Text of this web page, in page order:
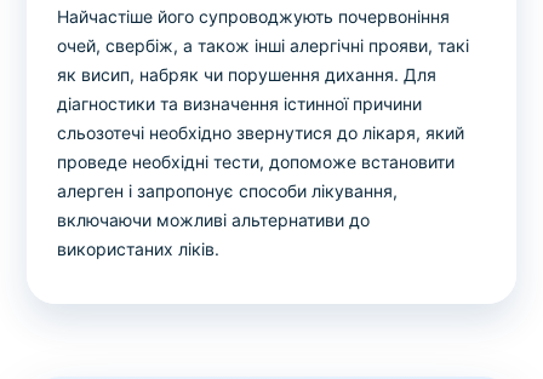
Найчастіше його супроводжують почервоніння
очей, свербіж, а також інші алергічні прояви, такі
як висип, набряк чи порушення дихання. Для
діагностики та визначення істинної причини
сльозотечі необхідно звернутися до лікаря, який
проведе необхідні тести, допоможе встановити
алерген і запропонує способи лікування,
включаючи можливі альтернативи до
використаних ліків.